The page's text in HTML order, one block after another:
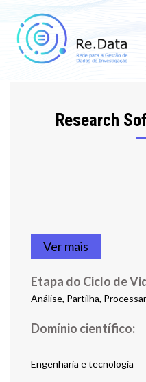
content
Research
Ver mais
Etapa do Ciclo de
Análise, Partilha,
Engenharia e tecnologia